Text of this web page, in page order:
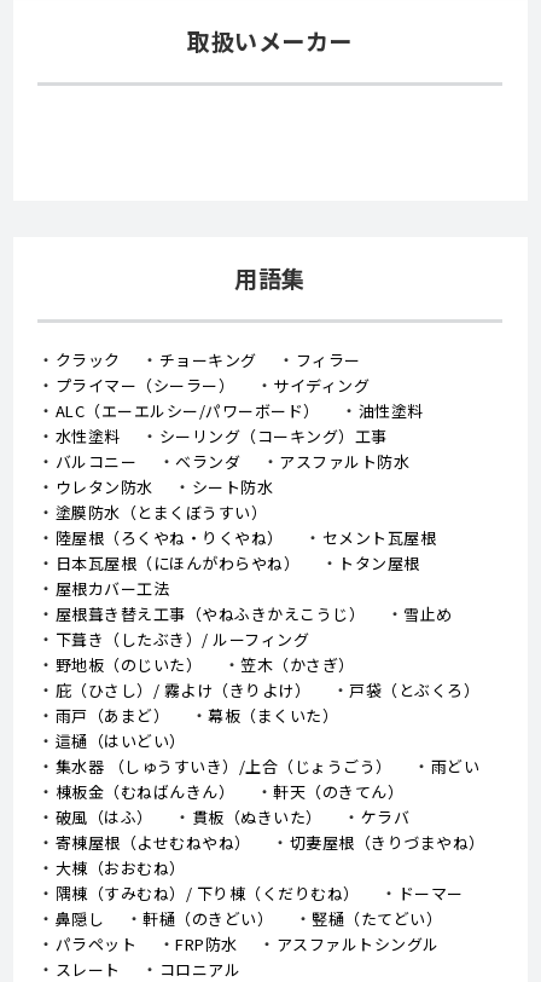
取扱いメーカー
用語集
クラック チョーキング
フィラー
プライマー（シーラー）
サイディング
ALC（エーエルシー/パワーボード）
油性塗料
水性塗料
シーリング（コーキング）工事
バルコニー
ベランダ
アスファルト防水
ウレタン防水
シート防水
塗膜防水（とまくぼうすい）
陸屋根（ろくやね・りくやね）
セメント瓦屋根
日本瓦屋根（にほんがわらやね）
トタン屋根
屋根カバー工法
屋根葺き替え工事（やねふきかえこうじ）
雪止め
下葺き（したぶき）/ ルーフィング
野地板（のじいた）
笠木（かさぎ）
庇（ひさし）/ 霧よけ（きりよけ）
戸袋（とぶくろ）
雨戸（あまど）
幕板（まくいた）
這樋（はいどい）
集水器 （しゅうすいき）/上合（じょうごう）
雨どい
棟板金（むねばんきん）
軒天（のきてん）
破風（はふ）
貫板（ぬきいた）
ケラバ
寄棟屋根（よせむねやね）
切妻屋根（きりづまやね）
大棟（おおむね）
隅棟（すみむね）/ 下り棟（くだりむね）
ドーマー
鼻隠し
軒樋（のきどい）
竪樋（たてどい）
パラペット
FRP防水
アスファルトシングル
スレート
コロニアル